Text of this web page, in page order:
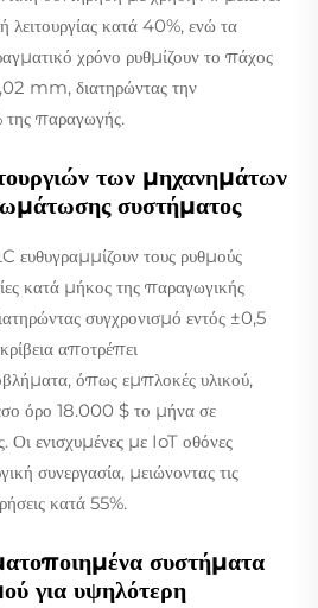
κατά 40%, ενώ τα
χρόνο ρυθμίζουν το πάχος
mm, διατηρώντας την
παραγωγής.
των μηχανημάτων
συστήματος
ευθυγραμμίζουν τους ρυθμούς
κατά μήκος της παραγωγικής
συγχρονισμό εντός ±0,5
αποτρέπει
όπως εμπλοκές υλικού,
όρο 18.000 $ το μήνα σε
Οι ενισχυμένες με IoT οθόνες
συνεργασία, μειώνοντας τις
κατά 55%.
συστήματα
για υψηλότερη